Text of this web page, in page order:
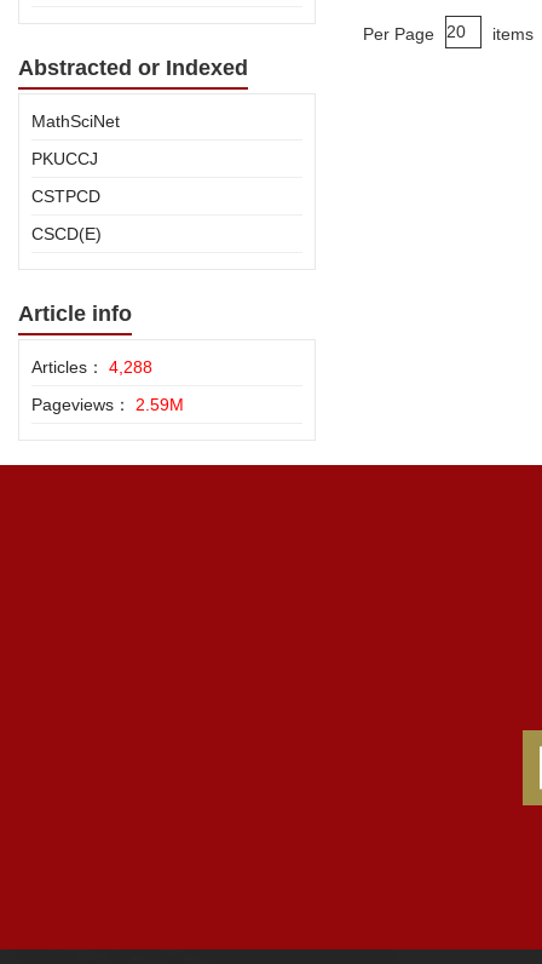
Abstracted or Indexed
MathSciNet
PKUCCJ
CSTPCD
CSCD(E)
Article info
Articles： 4,288
Pageviews： 2.59M
Per Page items